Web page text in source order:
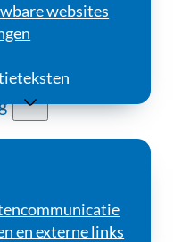
websites
en externe links